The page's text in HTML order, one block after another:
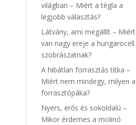
világban – Miért a tégla a
legjobb választás?
Látvány, ami megállít – Miért
van nagy ereje a hungarocell
szobrászatnak?
A hibátlan forrasztás titka –
Miért nem mindegy, milyen a
forrasztópáka?
Nyers, erős és sokoldalú –
Mikor érdemes a molinó